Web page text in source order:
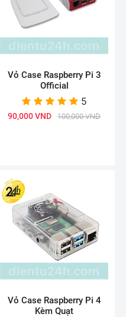
Vỏ Case Raspberry Pi 3
Official
5
90,000 VND 100,000 VND
Vỏ Case Raspberry Pi 4
Kèm Quạt